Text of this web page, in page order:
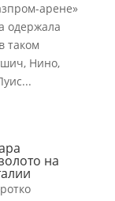
арене»
одержала
таком
Нино,
на